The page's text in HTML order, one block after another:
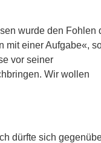
wurde den Fohlen
mit einer Aufgabe«,
vor seiner
Wir wollen
dürfte sich